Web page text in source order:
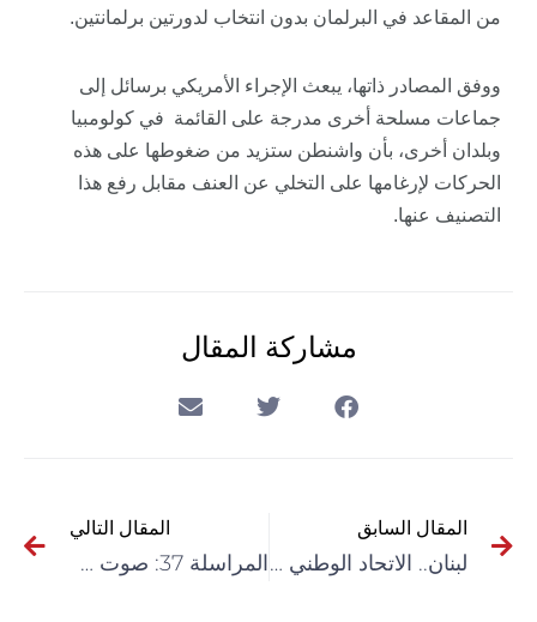
من المقاعد في البرلمان بدون انتخاب لدورتين برلمانتين.
ووفق المصادر ذاتها، يبعث الإجراء الأمريكي برسائل إلى
جماعات مسلحة أخرى مدرجة على القائمة في كولومبيا
وبلدان أخرى، بأن واشنطن ستزيد من ضغوطها على هذه
الحركات لإرغامها على التخلي عن العنف مقابل رفع هذا
التصنيف عنها.
مشاركة المقال
المقال السابق
لبنان.. الاتحاد الوطني للنقابات يحذّر من تدهور الوضع الصحي بسبب رفع الدعم عن الدواء
المقال التالي
المراسلة 37: صوت خطواته الدّانية يوقظني فأرى الحرمان في أرضي